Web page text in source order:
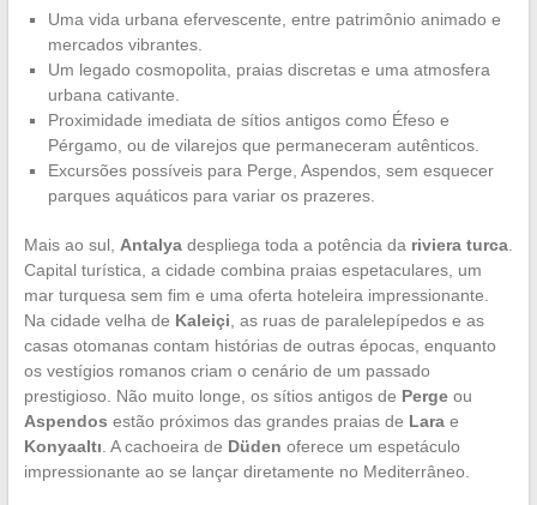
Uma vida urbana efervescente, entre patrimônio animado e
mercados vibrantes.
Um legado cosmopolita, praias discretas e uma atmosfera
urbana cativante.
Proximidade imediata de sítios antigos como Éfeso e
Pérgamo, ou de vilarejos que permaneceram autênticos.
Excursões possíveis para Perge, Aspendos, sem esquecer
parques aquáticos para variar os prazeres.
Mais ao sul, Antalyadespliega toda a potência da riviera turca.
Capital turística, a cidade combina praias espetaculares, um
mar turquesa sem fim e uma oferta hoteleira impressionante.
Na cidade velha de Kaleiçi , as ruas de paralelepípedos e as
casas otomanas contam histórias de outras épocas, enquanto
os vestígios romanos criam o cenário de um passado
prestigioso. Não muito longe, os sítios antigos de Pergeou
Aspendos estão próximos das grandes praias de Larae
Konyaaltı . A cachoeira de Düden oferece um espetáculo
impressionante ao se lançar diretamente no Mediterrâneo.